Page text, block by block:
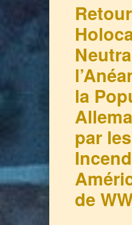
la
par
de